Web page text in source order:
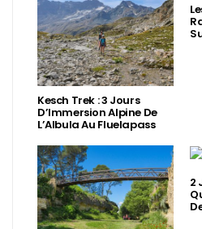
Kesch Trek : 3 Jours
D’Immersion Alpine De
L’Albula Au Fluelapass
2